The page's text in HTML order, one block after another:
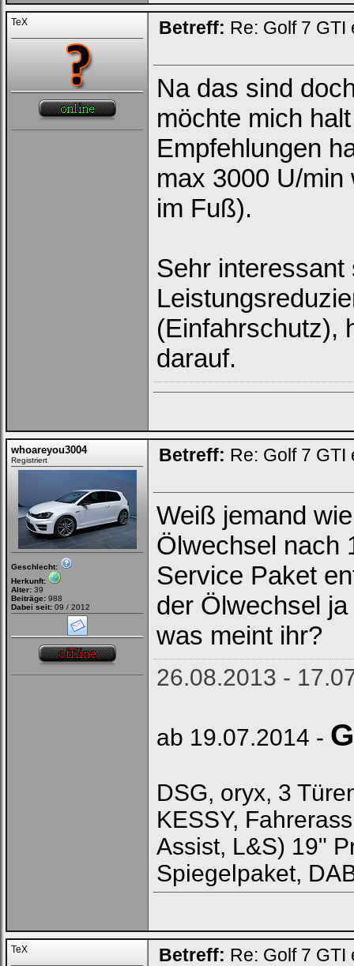
TeX Betreff: Re: Golf 7
Na das sind
möchte mich
Empfehlungen
max 3000 U/
im Fuß).
Sehr
(Einfahrschutz),
darauf.
whoareyou3004
Registriert
Geschlecht:
Herkunft:
Alter: 39
Beiträge: 988
Dabei seit: 09 / 2012
Betreff: Re: Golf 7
Weiß jemand
Ölwechsel nach
Service Paket
der Ölwechsel
was meint ihr?
26.08.2013 -
ab 19.07.2014 -
DSG, oryx, 3
KESSY,
Assist, L&S) 19"
Spiegelpaket,
TeX Betreff: Re: Golf 7